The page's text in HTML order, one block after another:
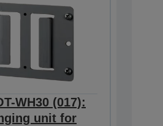
WH30 (017):
unit for